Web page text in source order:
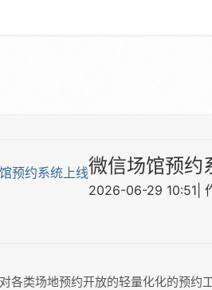
预约系统上线微信场馆预约
2026-06-29 10:51
各类场地预约开放的轻量化化的预约